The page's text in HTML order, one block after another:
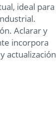
ideal para
Aclarar y
incorpora
actualización